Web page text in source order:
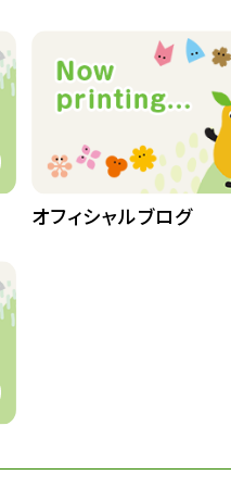
オフィシャルブログ